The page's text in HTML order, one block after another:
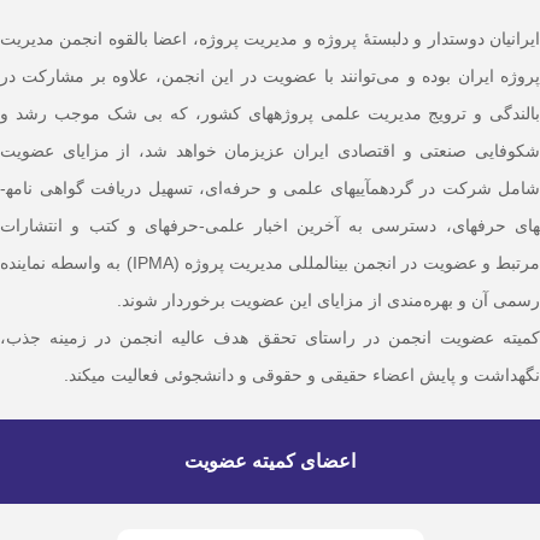
و دلبستۀ پروژه و مدیریت پروژه، اعضا بالقوه انجمن مدیریت
بوده و می‌توانند با عضویت در این انجمن، علاوه بر مشارکت در
ترویج مدیریت علمی پروژه­های کشور، که بی شک موجب رشد و
و اقتصادی ایران عزیزمان خواهد شد، از مزایای عضویت
شامل شرکت در گردهمآیی­های علمی و حرفه‌ای، تسهیل دریافت گواهی نامه­
دسترسی به آخرین اخبار علمی-حرفه­ای و کتب و انتشارات
مرتبط و عضویت در انجمن بین­المللی مدیریت پروژه (IPMA) به واسطه نماینده
از مزایای این عضویت برخوردار شوند.
انجمن در راستای تحقق هدف عالیه انجمن در زمینه جذب،
پایش اعضاء حقیقی و حقوقی و دانشجوئی فعالیت می­کند.
اعضای کمیته عضویت